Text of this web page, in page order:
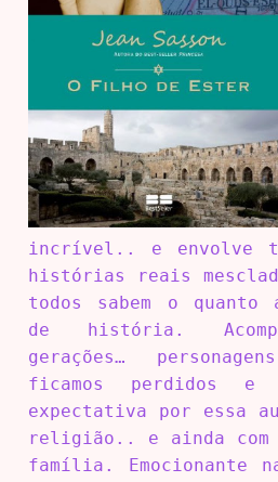
incrível.. e envolve
histórias reais
todos sabem o quanto
de história.
gerações…
ficamos perdidos e
expectativa por essa
religião.. e ainda com
família. Emocionante